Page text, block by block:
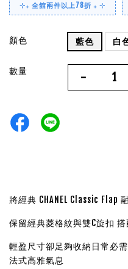
⊹₊ 全館兩件以上78折 ₊ ⊹
顏色 藍色 白
數量 -
將經典 CHANEL Classic Flap
保留經典菱格紋與雙C旋扣
輕盈尺寸卻足夠收納日常必
法式高雅氣息